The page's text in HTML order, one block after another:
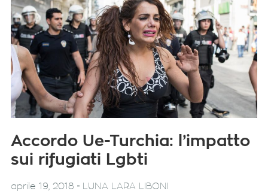
Accordo Ue-Turchia: l’impatto
sui rifugiati Lgbti
aprile 19, 2018 - LUNA LARA LIBONI